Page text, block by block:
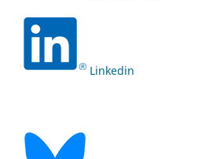
Linkedin